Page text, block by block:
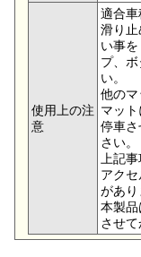
使用上の注
意
適合車
滑り
い事
プ、
い。
他のマ
マッ
停車
さい。
上記事
アク
があり
本製
させて